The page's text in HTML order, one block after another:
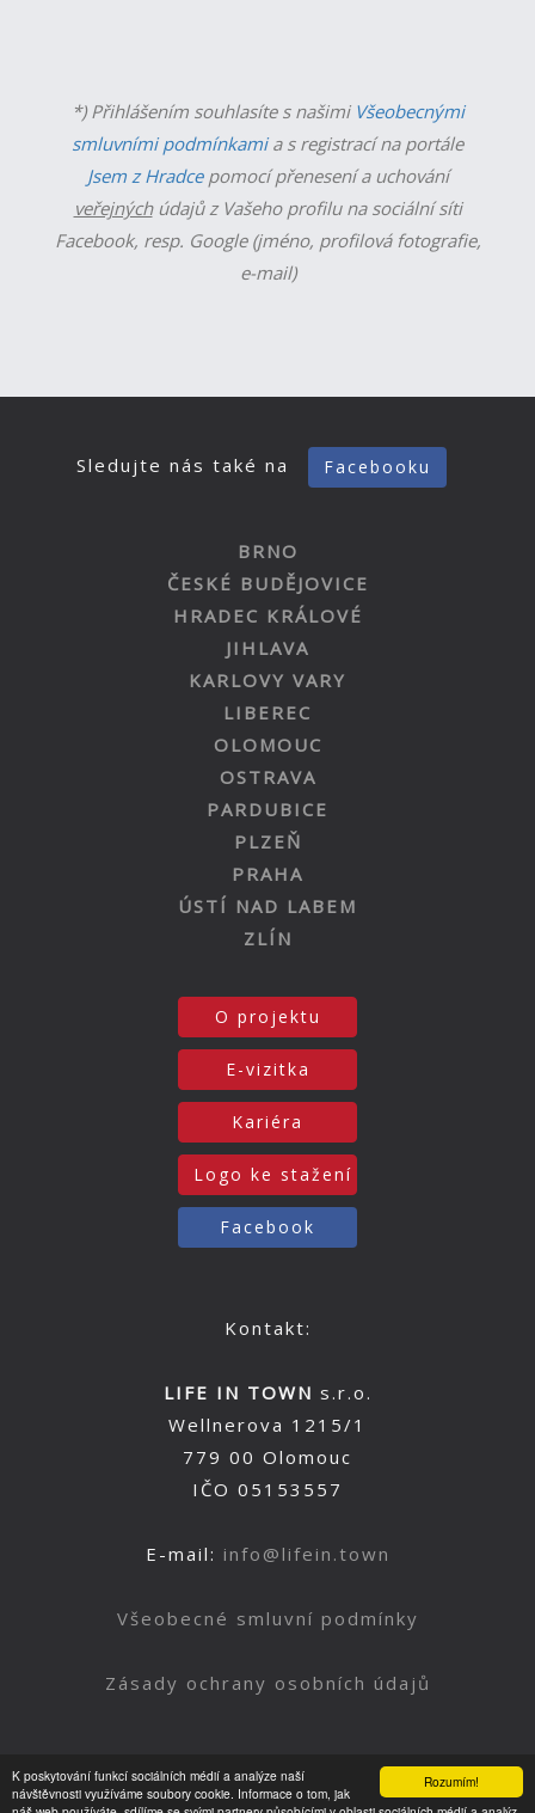
Rozumím!
K poskytování funkcí sociálních médií a analýze naší
návštěvnosti využíváme soubory cookie. Informace o tom, jak
*) Přihlášením souhlasíte s našimi Všeobecnými
smluvními podmínkamia s registrací na portále
Jsem z Hradcepomocí přenesení a uchování
veřejnýchúdajů z Vašeho profilu na sociální síti
Facebook, resp. Google (jméno, profilová fotografie,
e-mail)
Sledujte nás také na Facebooku
BRNO
ČESKÉ BUDĚJOVICE
HRADEC KRÁLOVÉ
JIHLAVA
KARLOVY VARY
LIBEREC
OLOMOUC
OSTRAVA
PARDUBICE
PLZEŇ
PRAHA
ÚSTÍ NAD LABEM
ZLÍN
O projektu
E-vizitka
Kariéra
Logo ke stažení
Facebook
Kontakt:
LIFE IN TOWN s.r.o.
Wellnerova 1215/1
779 00 Olomouc
IČO 05153557
E-mail: info@lifein.town
Všeobecné smluvní podmínky
Zásady ochrany osobních údajů
Nahoru